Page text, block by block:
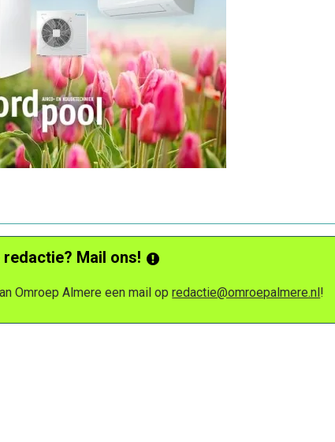
Mail ons!
Omroep Almere een mail opredactie@omroepalmere.nl !